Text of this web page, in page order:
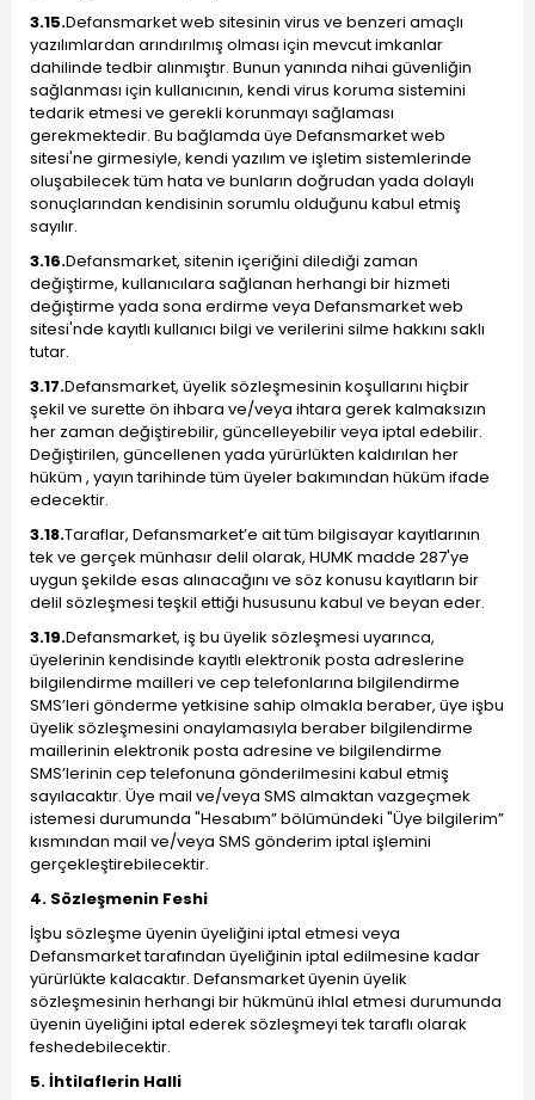
3.15.Defansmarket web sitesinin virus ve benzeri amaçlı
yazılımlardan arındırılmış olması için mevcut imkanlar
dahilinde tedbir alınmıştır. Bunun yanında nihai güvenliğin
sağlanması için kullanıcının, kendi virus koruma sistemini
tedarik etmesi ve gerekli korunmayı sağlaması
gerekmektedir. Bu bağlamda üye Defansmarket web
sitesi'ne girmesiyle, kendi yazılım ve işletim sistemlerinde
oluşabilecek tüm hata ve bunların doğrudan yada dolaylı
sonuçlarından kendisinin sorumlu olduğunu kabul etmiş
sayılır.
3.16.Defansmarket, sitenin içeriğini dilediği zaman
değiştirme, kullanıcılara sağlanan herhangi bir hizmeti
değiştirme yada sona erdirme veya Defansmarket web
sitesi'nde kayıtlı kullanıcı bilgi ve verilerini silme hakkını saklı
tutar.
3.17.Defansmarket, üyelik sözleşmesinin koşullarını hiçbir
şekil ve surette ön ihbara ve/veya ihtara gerek kalmaksızın
her zaman değiştirebilir, güncelleyebilir veya iptal edebilir.
Değiştirilen, güncellenen yada yürürlükten kaldırılan her
hüküm , yayın tarihinde tüm üyeler bakımından hüküm ifade
edecektir.
3.18.Taraflar, Defansmarket’e ait tüm bilgisayar kayıtlarının
tek ve gerçek münhasır delil olarak, HUMK madde 287'ye
uygun şekilde esas alınacağını ve söz konusu kayıtların bir
delil sözleşmesi teşkil ettiği hususunu kabul ve beyan eder.
3.19.Defansmarket, iş bu üyelik sözleşmesi uyarınca,
üyelerinin kendisinde kayıtlı elektronik posta adreslerine
bilgilendirme mailleri ve cep telefonlarına bilgilendirme
SMS’leri gönderme yetkisine sahip olmakla beraber, üye işbu
üyelik sözleşmesini onaylamasıyla beraber bilgilendirme
maillerinin elektronik posta adresine ve bilgilendirme
SMS’lerinin cep telefonuna gönderilmesini kabul etmiş
sayılacaktır. Üye mail ve/veya SMS almaktan vazgeçmek
istemesi durumunda "Hesabım” bölümündeki "Üye bilgilerim”
kısmından mail ve/veya SMS gönderim iptal işlemini
gerçekleştirebilecektir.
4. Sözleşmenin Feshi
İşbu sözleşme üyenin üyeliğini iptal etmesi veya
Defansmarket tarafından üyeliğinin iptal edilmesine kadar
yürürlükte kalacaktır. Defansmarket üyenin üyelik
sözleşmesinin herhangi bir hükmünü ihlal etmesi durumunda
üyenin üyeliğini iptal ederek sözleşmeyi tek taraflı olarak
feshedebilecektir.
5. İhtilaflerin Halli